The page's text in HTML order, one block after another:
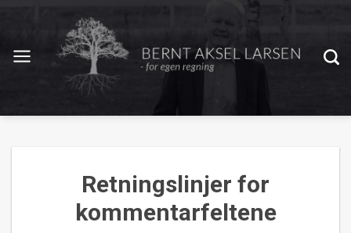
Retningslinjer for
kommentarfeltene